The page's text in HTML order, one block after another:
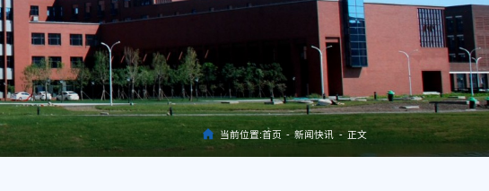
当前位置:首页 - 新闻快讯 - 正文